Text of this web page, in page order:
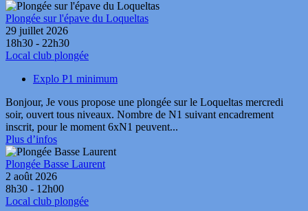
Plongée sur l'épave du Loqueltas
29 juillet 2026
18h30 - 22h30
Local club plongée
Explo P1 minimum
Bonjour, Je vous propose une plongée sur le Loqueltas mercredi
soir, ouvert tous niveaux. Nombre de N1 suivant encadrement
inscrit, pour le moment 6xN1 peuvent...
Plus d’infos
Plongée Basse Laurent
2 août 2026
8h30 - 12h00
Local club plongée